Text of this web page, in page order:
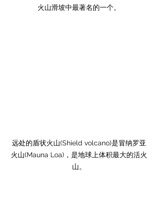
火山滑坡中最著名的一个。
远处的盾状火山(Shield volcano)是冒纳罗亚
火山(Mauna Loa)，是地球上体积最大的活火
山。